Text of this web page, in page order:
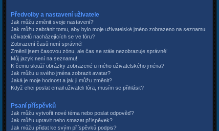
Předvolby a nastavení uživatele
Jak můžu změnit svoje nastavení?
Jak můžu zabránit tomu, aby bylo moje uživatelské jméno zobrazeno na seznamu
uživatelů nacházejících se ve fóru?
Zobrazení časů není správné!
Změnil jsem časovou zónu, ale čas se stále nezobrazuje správně!
Můj jazyk není na seznamu!
K čemu slouží obrázky zobrazené u mého uživatelského jména?
Jak můžu u svého jména zobrazit avatar?
Jaká je moje hodnost a jak ji můžu změnit?
Když chci poslat email uživateli fóra, musím se přihlásit?
Psaní příspěvků
Jak můžu vytvořit nové téma nebo poslat odpověď?
Jak můžu upravit nebo smazat příspěvek?
Jak můžu přidat ke svým příspěvků podpis?